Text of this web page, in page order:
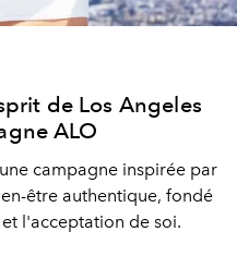
de Los Angeles
ALO
campagne inspirée par
être authentique, fondé
l'acceptation de soi.